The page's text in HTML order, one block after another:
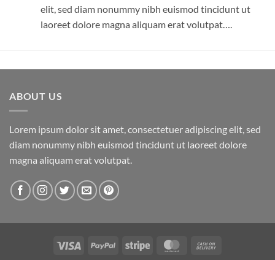
elit, sed diam nonummy nibh euismod tincidunt ut
laoreet dolore magna aliquam erat volutpat….
ABOUT US
Lorem ipsum dolor sit amet, consectetuer adipiscing elit, sed
diam nonummy nibh euismod tincidunt ut laoreet dolore
magna aliquam erat volutpat.
Visa PayPal Stripe MasterCard